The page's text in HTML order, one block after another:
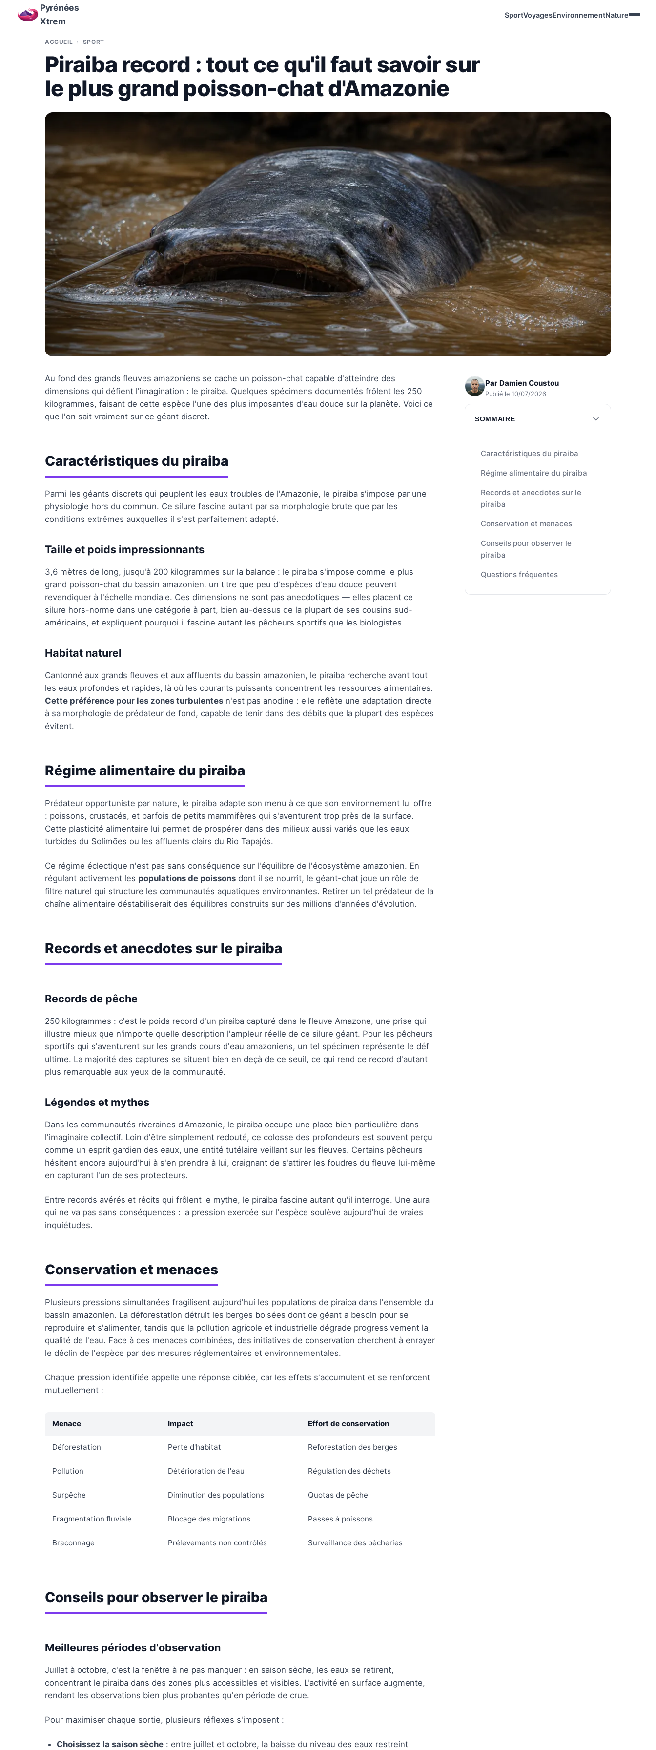
Pyrénées
Xtrem
SportVoyagesEnvironnementNature
ACCUEIL SPORT
Piraiba record : tout ce qu'il faut savoir sur
le plus grand poisson-chat d'Amazonie
Par Damien Coustou
Publié le 10/07/2026
SOMMAIRE
Caractéristiques du piraiba
Régime alimentaire du piraiba
Records et anecdotes sur le
piraiba
Conservation et menaces
Conseils pour observer le
piraiba
Questions fréquentes
Au fond des grands fleuves amazoniens se cache un poisson-chat capable d'atteindre des
dimensions qui défient l'imagination : le piraiba. Quelques spécimens documentés frôlent les 250
kilogrammes, faisant de cette espèce l'une des plus imposantes d'eau douce sur la planète. Voici ce
que l'on sait vraiment sur ce géant discret.
Caractéristiques du piraiba
Parmi les géants discrets qui peuplent les eaux troubles de l'Amazonie, le piraiba s'impose par une
physiologie hors du commun. Ce silure fascine autant par sa morphologie brute que par les
conditions extrêmes auxquelles il s'est parfaitement adapté.
Taille et poids impressionnants
3,6 mètres de long, jusqu'à 200 kilogrammes sur la balance : le piraiba s'impose comme le plus
grand poisson-chat du bassin amazonien, un titre que peu d'espèces d'eau douce peuvent
revendiquer à l'échelle mondiale. Ces dimensions ne sont pas anecdotiques — elles placent ce
silure hors-norme dans une catégorie à part, bien au-dessus de la plupart de ses cousins sud-
américains, et expliquent pourquoi il fascine autant les pêcheurs sportifs que les biologistes.
Habitat naturel
Cantonné aux grands fleuves et aux affluents du bassin amazonien, le piraiba recherche avant tout
les eaux profondes et rapides, là où les courants puissants concentrent les ressources alimentaires.
Cette préférence pour les zones turbulentes n'est pas anodine : elle reflète une adaptation directe
à sa morphologie de prédateur de fond, capable de tenir dans des débits que la plupart des espèces
évitent.
Régime alimentaire du piraiba
Prédateur opportuniste par nature, le piraiba adapte son menu à ce que son environnement lui offre
: poissons, crustacés, et parfois de petits mammifères qui s'aventurent trop près de la surface.
Cette plasticité alimentaire lui permet de prospérer dans des milieux aussi variés que les eaux
turbides du Solimões ou les affluents clairs du Rio Tapajós.
Ce régime éclectique n'est pas sans conséquence sur l'équilibre de l'écosystème amazonien. En
régulant activement les populations de poissons dont il se nourrit, le géant-chat joue un rôle de
filtre naturel qui structure les communautés aquatiques environnantes. Retirer un tel prédateur de la
chaîne alimentaire déstabiliserait des équilibres construits sur des millions d'années d'évolution.
Records et anecdotes sur le piraiba
Records de pêche
250 kilogrammes : c'est le poids record d'un piraiba capturé dans le fleuve Amazone, une prise qui
illustre mieux que n'importe quelle description l'ampleur réelle de ce silure géant. Pour les pêcheurs
sportifs qui s'aventurent sur les grands cours d'eau amazoniens, un tel spécimen représente le défi
ultime. La majorité des captures se situent bien en deçà de ce seuil, ce qui rend ce record d'autant
plus remarquable aux yeux de la communauté.
Légendes et mythes
Dans les communautés riveraines d'Amazonie, le piraiba occupe une place bien particulière dans
l'imaginaire collectif. Loin d'être simplement redouté, ce colosse des profondeurs est souvent perçu
comme un esprit gardien des eaux, une entité tutélaire veillant sur les fleuves. Certains pêcheurs
hésitent encore aujourd'hui à s'en prendre à lui, craignant de s'attirer les foudres du fleuve lui-même
en capturant l'un de ses protecteurs.
Entre records avérés et récits qui frôlent le mythe, le piraiba fascine autant qu'il interroge. Une aura
qui ne va pas sans conséquences : la pression exercée sur l'espèce soulève aujourd'hui de vraies
inquiétudes.
Conservation et menaces
Plusieurs pressions simultanées fragilisent aujourd'hui les populations de piraiba dans l'ensemble du
bassin amazonien. La déforestation détruit les berges boisées dont ce géant a besoin pour se
reproduire et s'alimenter, tandis que la pollution agricole et industrielle dégrade progressivement la
qualité de l'eau. Face à ces menaces combinées, des initiatives de conservation cherchent à enrayer
le déclin de l'espèce par des mesures réglementaires et environnementales.
Chaque pression identifiée appelle une réponse ciblée, car les effets s'accumulent et se renforcent
mutuellement :
Menace Impact Effort de conservation
Déforestation Perte d'habitat Reforestation des berges
Pollution Détérioration de l'eau Régulation des déchets
Surpêche Diminution des populations Quotas de pêche
Fragmentation fluviale Blocage des migrations Passes à poissons
Braconnage Prélèvements non contrôlés Surveillance des pêcheries
Conseils pour observer le piraiba
Meilleures périodes d'observation
Juillet à octobre, c'est la fenêtre à ne pas manquer : en saison sèche, les eaux se retirent,
concentrant le piraiba dans des zones plus accessibles et visibles. L'activité en surface augmente,
rendant les observations bien plus probantes qu'en période de crue.
Pour maximiser chaque sortie, plusieurs réflexes s'imposent :
Choisissez la saison sèche : entre juillet et octobre, la baisse du niveau des eaux restreint